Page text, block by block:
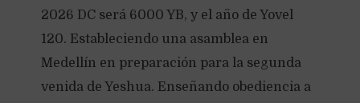
2026 DC será 6000 YB, y el año de Yovel
120. Estableciendo una asamblea en
Medellín en preparación para la segunda
venida de Yeshua. Enseñando obediencia a